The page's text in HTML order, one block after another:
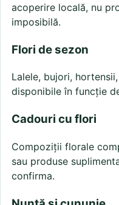
acoperire locală, nu
imposibilă.
Flori de sezon
Lalele, bujori,
disponibile în funcție
Cadouri cu flori
Compoziții florale
sau produse
confirma.